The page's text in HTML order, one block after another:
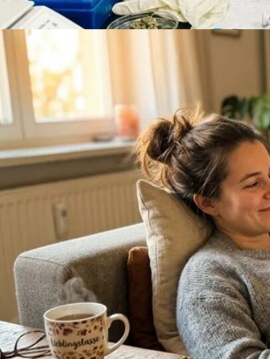
Apotheken Service
Cannabis Karte
Erfahrungen
Menü Menü
Green Thumb Industries Aktie: Kurs & Prognose ?